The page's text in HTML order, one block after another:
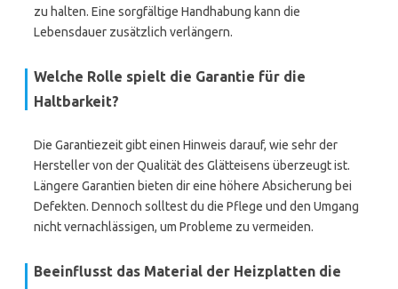
zu halten. Eine sorgfältige Handhabung kann die
Lebensdauer zusätzlich verlängern.
Welche Rolle spielt die Garantie für die
Haltbarkeit?
Die Garantiezeit gibt einen Hinweis darauf, wie sehr der
Hersteller von der Qualität des Glätteisens überzeugt ist.
Längere Garantien bieten dir eine höhere Absicherung bei
Defekten. Dennoch solltest du die Pflege und den Umgang
nicht vernachlässigen, um Probleme zu vermeiden.
Beeinflusst das Material der Heizplatten die